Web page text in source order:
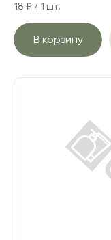
18 ₽ / 1 шт.
В корзину